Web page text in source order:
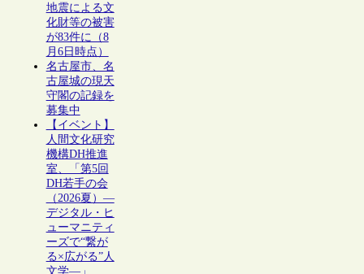
地震による文
化財等の被害
が83件に（8
月6日時点）
名古屋市、名
古屋城の現天
守閣の記録を
募集中
【イベント】
人間文化研究
機構DH推進
室、「第5回
DH若手の会
（2026夏）―
デジタル・ヒ
ューマニティ
ーズで“繋が
る×広がる”人
文学―」